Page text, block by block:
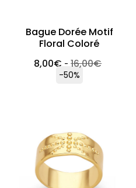
Bague Dorée Motif
Floral Coloré
8,00€ -16,00€
-50%